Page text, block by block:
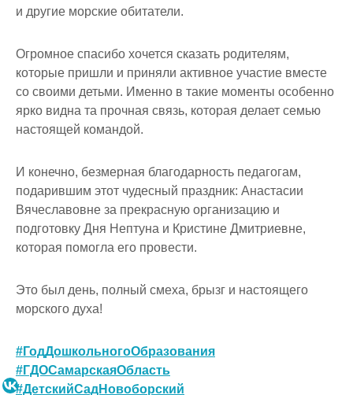
и другие морские обитатели.
Огромное спасибо хочется сказать родителям,
которые пришли и приняли активное участие вместе
со своими детьми. Именно в такие моменты особенно
ярко видна та прочная связь, которая делает семью
настоящей командой.
И конечно, безмерная благодарность педагогам,
подарившим этот чудесный праздник: Анастасии
Вячеславовне за прекрасную организацию и
подготовку Дня Нептуна и Кристине Дмитриевне,
которая помогла его провести.
Это был день, полный смеха, брызг и настоящего
морского духа!
#ГодДошкольногоОбразования
#ГДОСамарскаяОбласть
#ДетскийСадНовоборский